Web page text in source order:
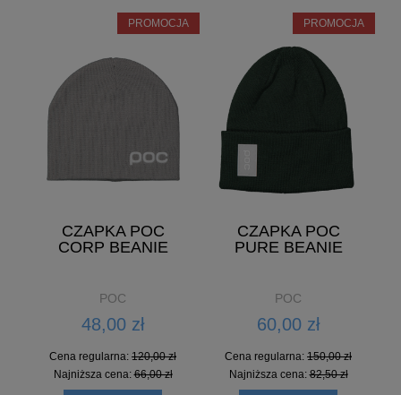
CZAPKA POC
CORP BEANIE
POC
48,00 zł
Cena regularna: 120,00 zł
Najniższa cena:66,00 zł
PROMOCJA
CZAPKA POC
PURE BEANIE
POC
60,00 zł
Cena regularna: 150,00 zł
Najniższa cena:82,50 zł
PROMOCJA